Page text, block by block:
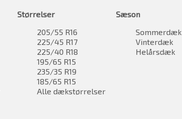
Størrelser
205/55 R16
225/45 R17
225/40 R18
195/65 R15
235/35 R19
185/65 R15
Alle dækstørrelser
Sæson
Sommerdæk
Vinterdæk
Helårsdæk